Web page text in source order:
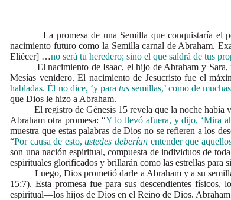
La promesa de una Semilla que conquistaría el
nacimiento futuro como la Semilla carnal de Abraham.
Eliécer] …no será tu heredero; sino el que saldrá de tus
El nacimiento de Isaac, el hijo de Abraham y Sara, fue
Mesías venidero. El nacimiento de Jesucristo fue el
habladas. Él no dice, ‘y para tussemillas,’ como de
que Dios le hizo a Abraham.
El registro de Génesis 15 revela que la noche había
Abraham otra promesa: “Y lo llevó afuera, y dijo, ‘Mira
muestra que estas palabras de Dios no se refieren a los
“Por causa de esto,ustedes deberían entender que
son una nación espiritual, compuesta de individuos de
espirituales glorificados y brillarán como las estrellas
Luego, Dios prometió darle a Abraham y a su semilla
15:7). Esta promesa fue para sus descendientes
espiritual—los hijos de Dios en el Reino de Dios.